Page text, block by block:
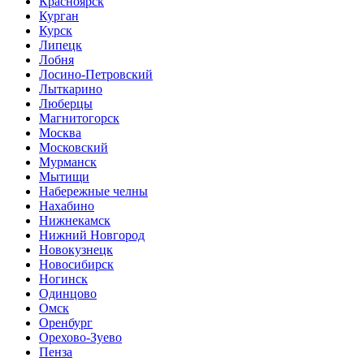
Курган
Курск
Липецк
Лобня
Лосино-Петровский
Лыткарино
Люберцы
Магнитогорск
Москва
Московский
Мурманск
Мытищи
Набережные челны
Нахабино
Нижнекамск
Нижний Новгород
Новокузнецк
Новосибирск
Ногинск
Одинцово
Омск
Оренбург
Орехово-Зуево
Пенза